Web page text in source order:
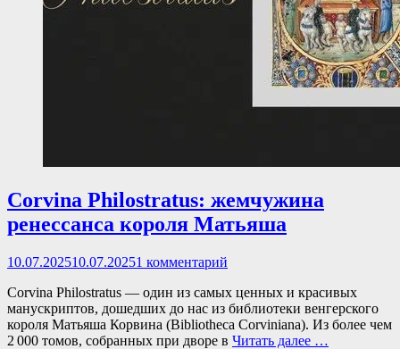
Corvina Philostratus: жемчужина
ренессанса короля Матьяша
Опубликовано
10.07.202510.07.20251 комментарий
Corvina Philostratus — один из самых ценных и красивых
манускриптов, дошедших до нас из библиотеки венгерского
короля Матьяша Корвина (Bibliotheca Corviniana). Из более чем
2 000 томов, собранных при дворе в Читать далее …